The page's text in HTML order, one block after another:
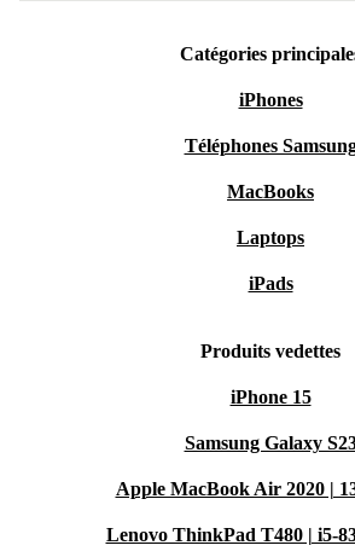
Catégories
iPhones
Téléphones
MacBooks
Laptops
iPads
Produits vedettes
iPhone 15
Samsung Galaxy
Apple MacBook Air 2020 |
Lenovo ThinkPad T480 | i5-